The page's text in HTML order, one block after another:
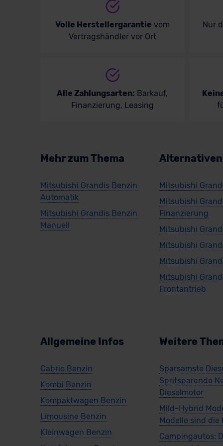
Volle Herstellergarantie vom
Vertragshändler vor Ort
Nur
Alle Zahlungsarten: Barkauf,
Finanzierung, Leasing
Mehr zum Thema
Mitsubishi Grandis Benzin
Automatik
Mitsubishi Grandis Benzin
Manuell
Alternativen
Mitsubishi
Mitsubishi
Finanzierung
Mitsubishi
Mitsubishi
Mitsubishi
Mitsubishi
Frontantrieb
Allgemeine Infos
Cabrio Benzin
Kombi Benzin
Kompaktwagen Benzin
Limousine Benzin
Kleinwagen Benzin
Weitere
Sparsamste
Spritsparende
Dieselmotor
Mild-Hybrid
Modelle sind die
Campingautos: